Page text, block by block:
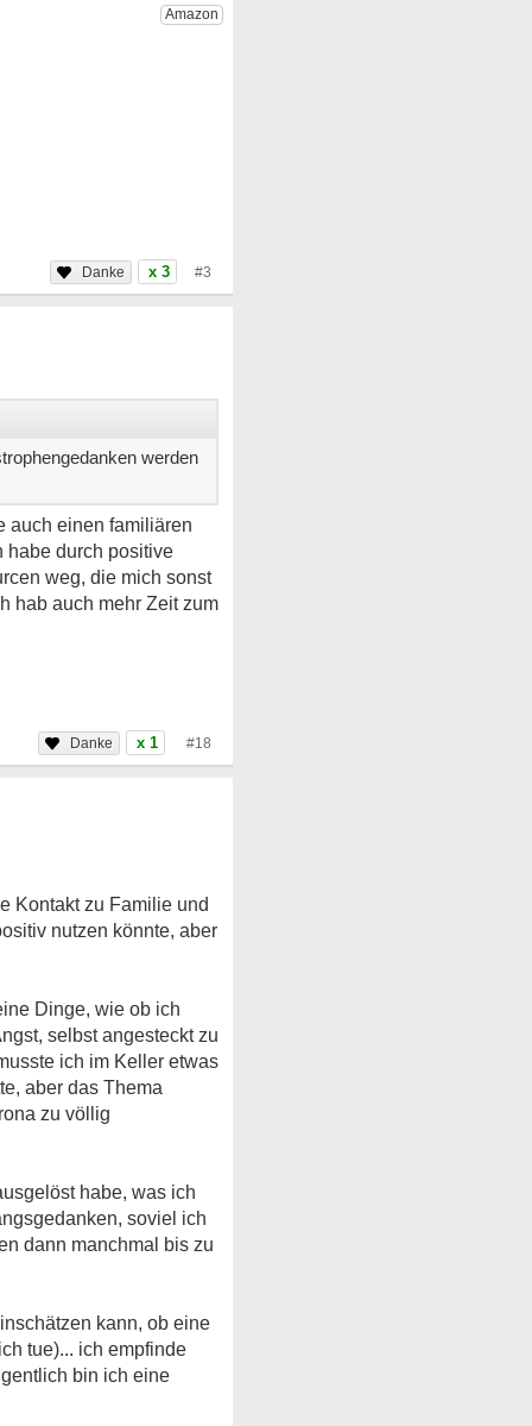
x 3 #3
werden
auch einen familiären
habe durch positive
weg, die mich sonst
hab auch mehr Zeit zum
x 1 #18
Kontakt zu Familie und
nutzen könnte, aber
Dinge, wie ob ich
selbst angesteckt zu
ich im Keller etwas
aber das Thema
zu völlig
habe, was ich
soviel ich
dann manchmal bis zu
kann, ob eine
tue)... ich empfinde
bin ich eine